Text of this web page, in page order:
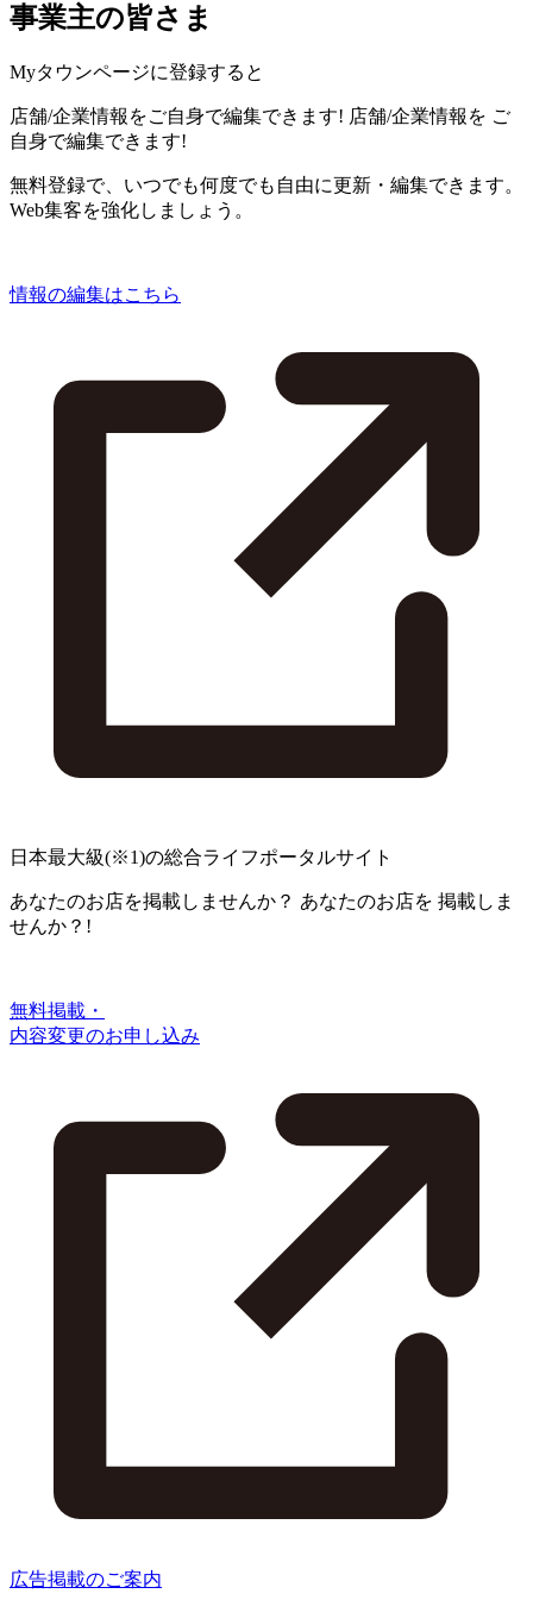
事業主の皆さま
Myタウンページに登録すると
店舗/企業情報をご自身で編集できます! 店舗/企業情報を ご
自身で編集できます!
無料登録で、いつでも何度でも自由に更新・編集できます。
Web集客を強化しましょう。
情報の編集はこちら
日本最大級(※1)の総合ライフポータルサイト
あなたのお店を掲載しませんか？ あなたのお店を 掲載しま
せんか？!
無料掲載・
内容変更のお申し込み
広告掲載のご案内